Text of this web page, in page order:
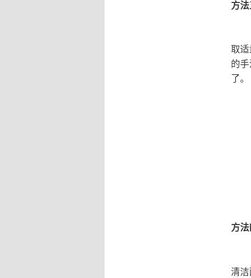
方
取
的
了。
方
清